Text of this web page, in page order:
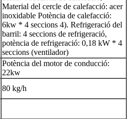
Material del cercle de calefacció: acer
inoxidable Potència de calefacció:
6kw * 4 seccions 4). Refrigeració del
barril: 4 seccions de refrigeració,
potència de refrigeració: 0,18 kW * 4
seccions (ventilador)
Potència del motor de conducció:
22kw
80 kg/h